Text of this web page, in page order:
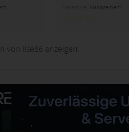
Management
von Ilse86 anzeigen!